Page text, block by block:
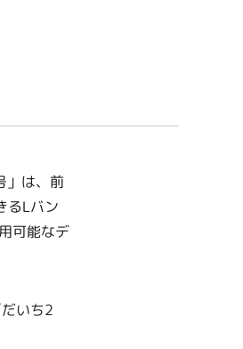
」は、前
るLバン
可能なデ
いち2